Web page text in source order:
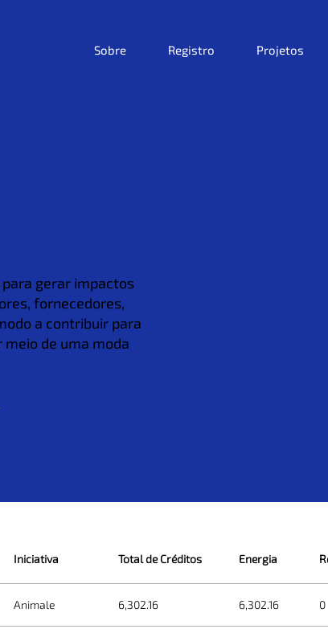
Sobre Registro Projetos
para gerar impactos
fornecedores,
a contribuir para
meio de uma moda
Iniciativa Total de Créditos Energia
Animale 6,302.16 6,302.16 0